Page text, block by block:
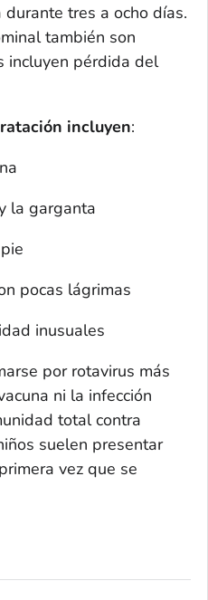
tres a ocho días.
también son
incluyen pérdida del
incluyen:
la garganta
pocas lágrimas
inusuales
por rotavirus más
ni la infección
total contra
suelen presentar
vez que se